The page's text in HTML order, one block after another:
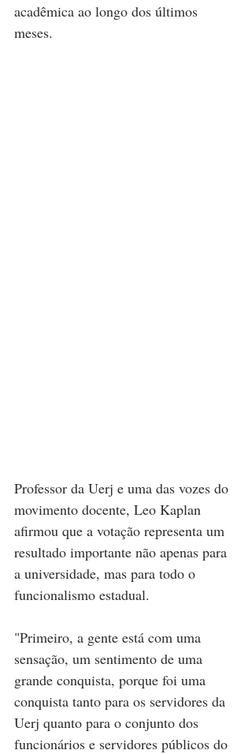
acadêmica ao longo dos últimos
meses.
Professor da Uerj e uma das vozes do
movimento docente, Leo Kaplan
afirmou que a votação representa um
resultado importante não apenas para
a universidade, mas para todo o
funcionalismo estadual.
"Primeiro, a gente está com uma
sensação, um sentimento de uma
grande conquista, porque foi uma
conquista tanto para os servidores da
Uerj quanto para o conjunto dos
funcionários e servidores públicos do